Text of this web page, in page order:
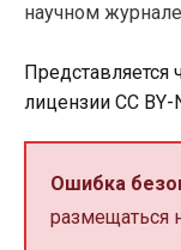
научном
Представляется
лицензии CC BY-
Ошибка
размещаться